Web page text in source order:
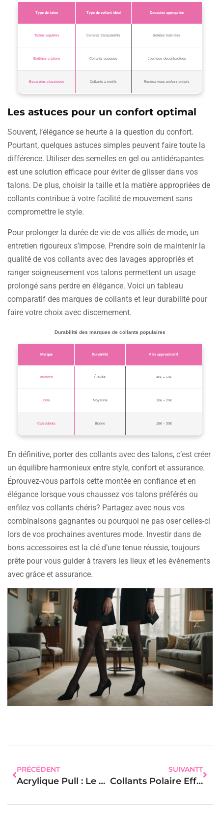
Type de talon Type de collant idéal Occasion appropriée
Talons aiguilles Collants transparents Soirées habillées
Bottines à talons Collants opaques Journées décontractées
Escarpins classiques Collants à motifs Rendez-vous professionnels
Les astuces pour un confort optimal
Souvent, l’élégance se heurte à la question du confort.
Pourtant, quelques astuces simples peuvent faire toute la
différence. Utiliser des semelles en gel ou antidérapantes
est une solution efficace pour éviter de glisser dans vos
talons. De plus, choisir la taille et la matière appropriées de
collants contribue à votre facilité de mouvement sans
compromettre le style.
Pour prolonger la durée de vie de vos alliés de mode, un
entretien rigoureux s’impose. Prendre soin de maintenir la
qualité de vos collants avec des lavages appropriés et
ranger soigneusement vos talons permettent un usage
prolongé sans perdre en élégance. Voici un tableau
comparatif des marques de collants et leur durabilité pour
faire votre choix avec discernement.
Durabilité des marques de collants populaires
Marque Durabilité Prix approximatif
Wolford Élevée 40€ – 60€
Dim Moyenne 10€ – 20€
Calzedonia Bonne 15€ – 30€
En définitive, porter des collants avec des talons, c’est créer
un équilibre harmonieux entre style, confort et assurance.
Éprouvez-vous parfois cette montée en confiance et en
élégance lorsque vous chaussez vos talons préférés ou
enfilez vos collants chéris? Partagez avec nous vos
combinaisons gagnantes ou pourquoi ne pas oser celles-ci
lors de vos prochaines aventures mode. Investir dans de
bons accessoires est la clé d’une tenue réussie, toujours
prête pour vous guider à travers les lieux et les événements
avec grâce et assurance.
PRÉCÉDENT
Acrylique Pull : Le Secret Douillet Pour Des Hivers Stylés Et Confortables
SUIVANTT
Collants Polaire Effet Transparent : Alliez Confort Et Élégance Cet Hiver